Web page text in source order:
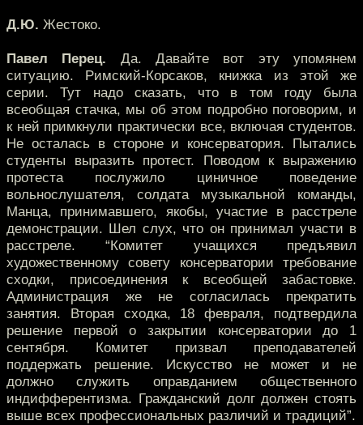
Д.Ю. Жестоко.
Павел Перец. Да. Давайте вот эту упомянем
ситуацию. Римский-Корсаков, книжка из этой же
серии. Тут надо сказать, что в том году была
всеобщая стачка, мы об этом подробно поговорим, и
к ней примкнули практически все, включая студентов.
Не осталась в стороне и консерватория. Пытались
студенты выразить протест. Поводом к выражению
протеста послужило циничное поведение
вольнослушателя, солдата музыкальной команды,
Манца, принимавшего, якобы, участие в расстреле
демонстрации. Шел слух, что он принимал участи в
расстреле. “Комитет учащихся предъявил
художественному совету консерватории требование
сходки, присоединения к всеобщей забастовке.
Администрация же не согласилась прекратить
занятия. Вторая сходка, 18 февраля, подтвердила
решение первой о закрытии консерватории до 1
сентября. Комитет призвал преподавателей
поддержать решение. Искусство не может и не
должно служить оправданием общественного
индифферентизма. Гражданский долг должен стоять
выше всех профессиональных различий и традиций”.